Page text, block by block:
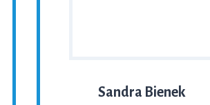
Sandra Bienek